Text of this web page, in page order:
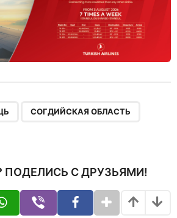
СОГДИЙСКАЯ ОБЛАСТЬ
ПОДЕЛИСЬ С ДРУЗЬЯМИ!